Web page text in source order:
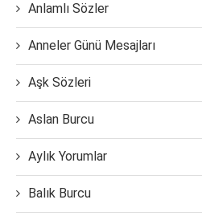
Anlamlı Sözler
Anneler Günü Mesajları
Aşk Sözleri
Aslan Burcu
Aylık Yorumlar
Balık Burcu